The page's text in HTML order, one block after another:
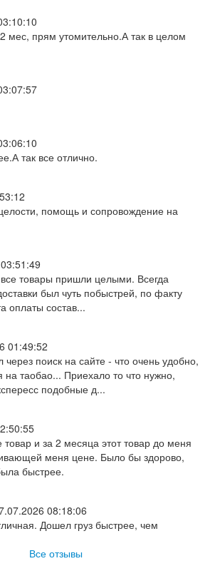
мес, прям утомительно.А так в целом
так все отлично.
помощь и сопровождение на
товары пришли целыми. Всегда
был чуть побыстрей, по факту
оплаты состав...
01:49:52
поиск на сайте - что очень удобно,
на таобао... Приехало то что нужно,
подобные д...
и за 2 месяца этот товар до меня
меня цене. Было бы здорово,
быстрее.
08:18:06
Дошел груз быстрее, чем
Все отзывы